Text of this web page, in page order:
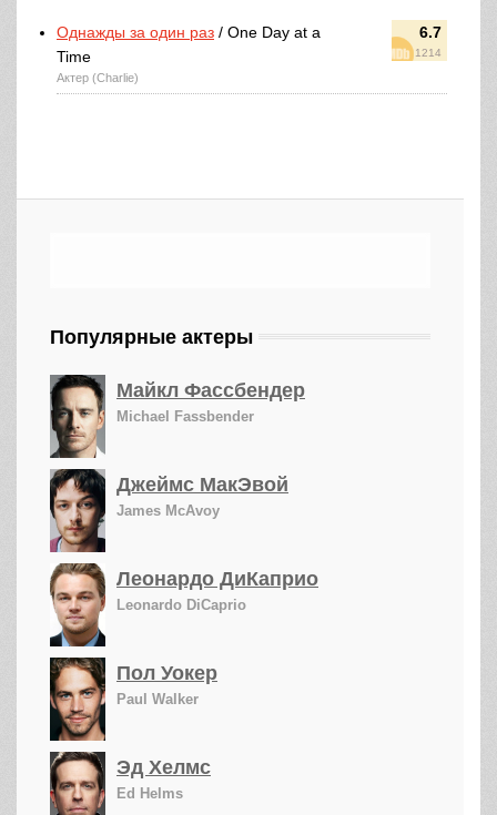
6.7
1214
Однажды за один раз / One Day at a
Time
Актер (Charlie)
Популярные актеры
Майкл Фассбендер
Michael Fassbender
Джеймс МакЭвой
James McAvoy
Леонардо ДиКаприо
Leonardo DiCaprio
Пол Уокер
Paul Walker
Эд Хелмс
Ed Helms